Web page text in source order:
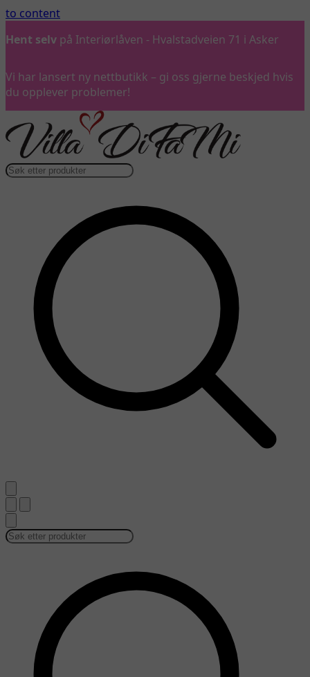
to content
Hent selv på Interiørlåven - Hvalstadveien 71 i Asker
Vi har lansert ny nettbutikk – gi oss gjerne beskjed hvis
du opplever problemer!